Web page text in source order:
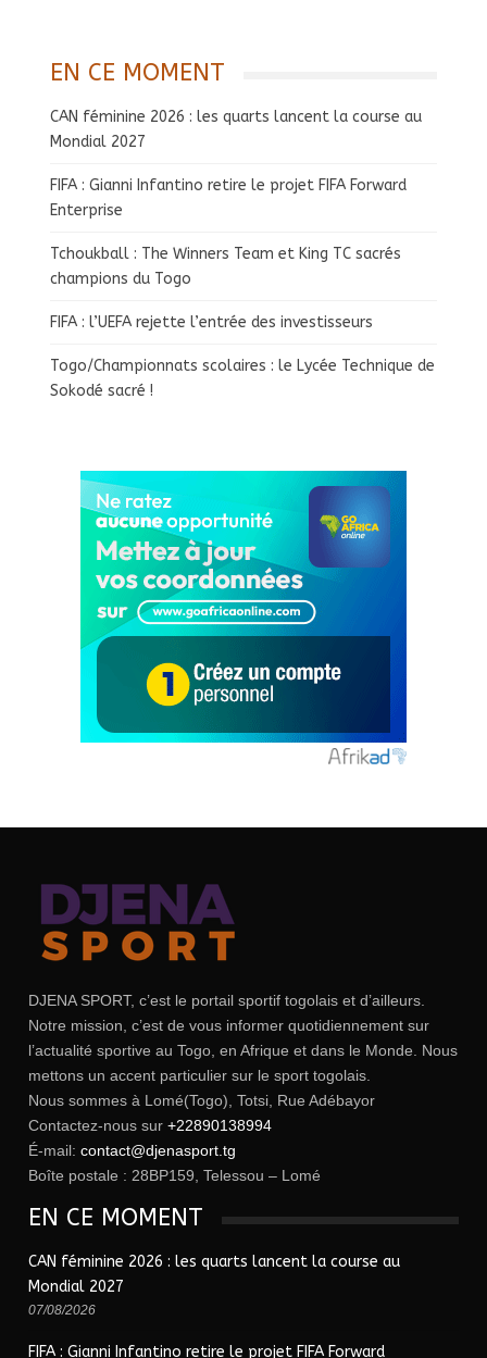
EN CE MOMENT
CAN féminine 2026 : les quarts lancent la course au
Mondial 2027
FIFA : Gianni Infantino retire le projet FIFA Forward
Enterprise
Tchoukball : The Winners Team et King TC sacrés
champions du Togo
FIFA : l’UEFA rejette l’entrée des investisseurs
Togo/Championnats scolaires : le Lycée Technique de
Sokodé sacré !
DJENA SPORT, c’est le portail sportif togolais et d’ailleurs.
Notre mission, c’est de vous informer quotidiennement sur
l’actualité sportive au Togo, en Afrique et dans le Monde. Nous
mettons un accent particulier sur le sport togolais.
Nous sommes à Lomé(Togo), Totsi, Rue Adébayor
Contactez-nous sur +22890138994
É-mail: contact@djenasport.tg
Boîte postale : 28BP159, Telessou – Lomé
EN CE MOMENT
CAN féminine 2026 : les quarts lancent la course au
Mondial 2027
07/08/2026
FIFA : Gianni Infantino retire le projet FIFA Forward